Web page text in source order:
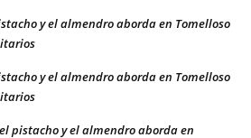
y el almendro aborda en Tomelloso
y el almendro aborda en Tomelloso
pistacho y el almendro aborda en